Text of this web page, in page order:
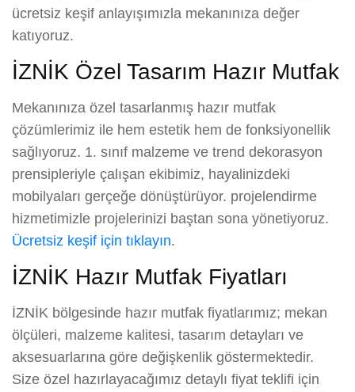
ücretsiz keşif anlayışımızla mekanınıza değer
katıyoruz.
İZNİK Özel Tasarım Hazır Mutfak
Mekanınıza özel tasarlanmış hazır mutfak
çözümlerimiz ile hem estetik hem de fonksiyonellik
sağlıyoruz. 1. sınıf malzeme ve trend dekorasyon
prensipleriyle çalışan ekibimiz, hayalinizdeki
mobilyaları gerçeğe dönüştürüyor. projelendirme
hizmetimizle projelerinizi baştan sona yönetiyoruz.
Ücretsiz keşif için tıklayın.
İZNİK Hazır Mutfak Fiyatları
İZNİK bölgesinde hazır mutfak fiyatlarımız; mekan
ölçüleri, malzeme kalitesi, tasarım detayları ve
aksesuarlarına göre değişkenlik göstermektedir.
Size özel hazırlayacağımız detaylı fiyat teklifi için